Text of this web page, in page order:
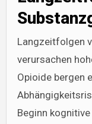
Langzeitfolgen
verursachen
Opioide bergen
Beginn